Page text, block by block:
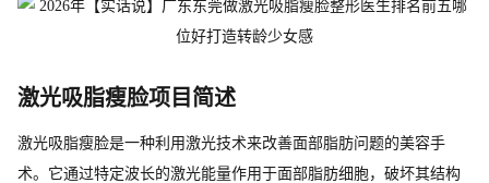
激光吸脂瘦脸项目简述
激光吸脂瘦脸是一种利用激光技术来改善面部脂肪问题的美容手
术。它通过特定波长的激光能量作用于面部脂肪细胞，破坏其结构